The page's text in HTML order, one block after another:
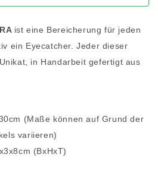
ist eine Bereicherung für jeden
ein Eyecatcher. Jeder dieser
in Handarbeit gefertigt aus
(Maße können auf Grund der
variieren)
(BxHxT)